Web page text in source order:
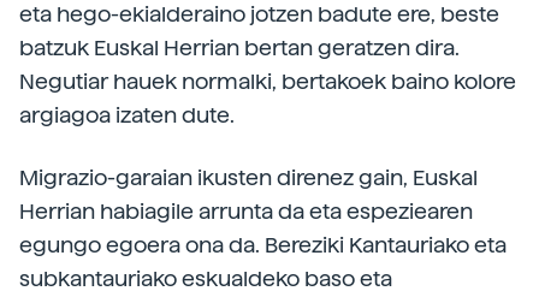
eta hego-ekialderaino jotzen badute ere, beste
batzuk Euskal Herrian bertan geratzen dira.
Negutiar hauek normalki, bertakoek baino kolore
argiagoa izaten dute.
Migrazio-garaian ikusten direnez gain, Euskal
Herrian habiagile arrunta da eta espeziearen
egungo egoera ona da. Bereziki Kantauriako eta
subkantauriako eskualdeko baso eta